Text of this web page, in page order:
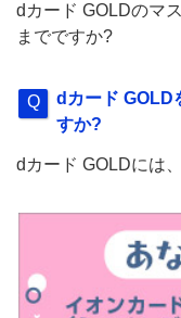
dカード GOLDのマ
までですか?
dカード GOLD
すか?
dカード GOLDには